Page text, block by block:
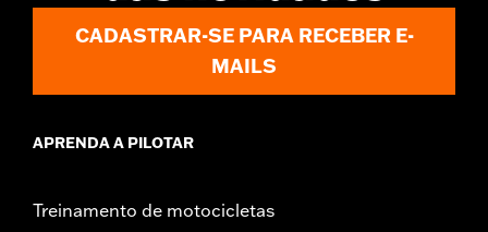
CADASTRAR-SE PARA RECEBER E-
MAILS
APRENDA A PILOTAR
Treinamento de motocicletas